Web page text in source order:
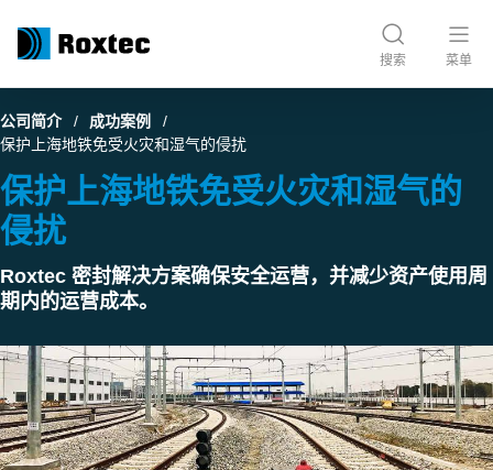
搜索 菜单
公司简介
成功案例
保护上海地铁免受火灾和湿气的侵扰
保护上海地铁免受火灾和湿气的
侵扰
Roxtec 密封解决方案确保安全运营，并减少资产使用周
期内的运营成本。